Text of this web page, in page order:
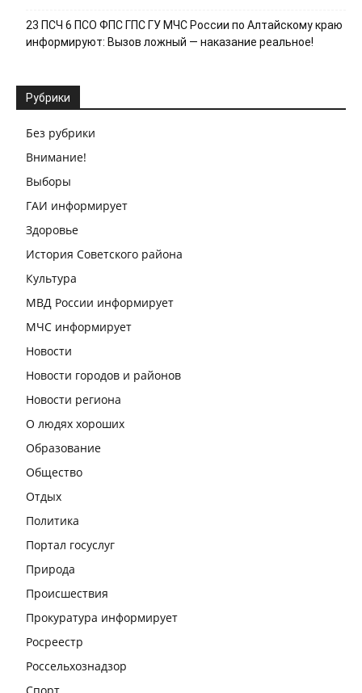
23 ПСЧ 6 ПСО ФПС ГПС ГУ МЧС России по Алтайскому краю
информируют: Вызов ложный — наказание реальное!
Рубрики
Без рубрики
Внимание!
Выборы
ГАИ информирует
Здоровье
История Советского района
Культура
МВД России информирует
МЧС информирует
Новости
Новости городов и районов
Новости региона
О людях хороших
Образование
Общество
Отдых
Политика
Портал госуслуг
Природа
Происшествия
Прокуратура информирует
Росреестр
Россельхознадзор